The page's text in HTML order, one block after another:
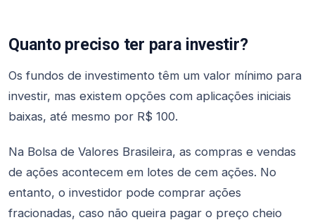
Quanto preciso ter para investir?
Os fundos de investimento têm um valor mínimo para
investir, mas existem opções com aplicações iniciais
baixas, até mesmo por R$ 100.
Na Bolsa de Valores Brasileira, as compras e vendas
de ações acontecem em lotes de cem ações. No
entanto, o investidor pode comprar ações
fracionadas, caso não queira pagar o preço cheio